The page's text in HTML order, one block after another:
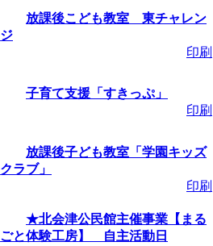
放課後こども教室 東チャレン
ジ
印刷
子育て支援「すきっぷ」
印刷
放課後子ども教室「学園キッズ
クラブ」
印刷
★北会津公民館主催事業【まる
ごと体験工房】 自主活動日